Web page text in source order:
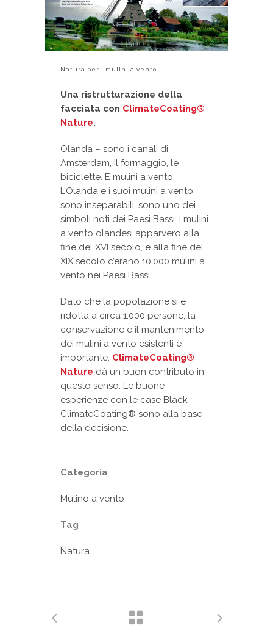
Natura per i mulini a vento
Una ristrutturazione della
facciata con ClimateCoating®
Nature.
Olanda – sono i canali di
Amsterdam, il formaggio, le
biciclette. E mulini a vento.
L’Olanda e i suoi mulini a vento
sono inseparabili, sono uno dei
simboli noti dei Paesi Bassi. I mulini
a vento olandesi apparvero alla
fine del XVI secolo, e alla fine del
XIX secolo c’erano 10.000 mulini a
vento nei Paesi Bassi.
Dato che la popolazione si è
ridotta a circa 1.000 persone, la
conservazione e il mantenimento
dei mulini a vento esistenti è
importante. ClimateCoating®
Nature dà un buon contributo in
questo senso. Le buone
esperienze con le case Black
ClimateCoating® sono alla base
della decisione.
Categoria
Mulino a vento
Tag
Natura